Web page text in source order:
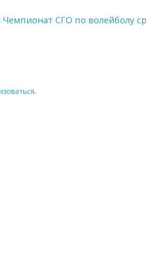
Чемпионат СГО по волейболу
.